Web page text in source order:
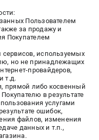
Пользователем
за продажу и
Покупателем
используемых
но не принадлежащих
провайдеров,
т.д.
прямой либо косвенный
в результате
услугами
ошибок,
файлов, изменения
данных и т.п.,